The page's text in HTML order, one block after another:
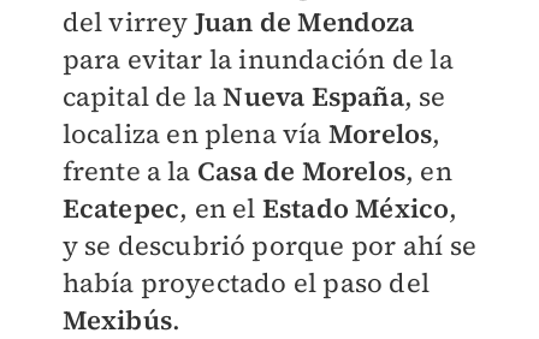
del virrey Juan de Mendoza
para evitar la inundación de la
capital de laNueva España, se
localiza en plena vía Morelos,
frente a la Casa de Morelos, en
Ecatepec, en el Estado México,
y se descubrió porque por ahí se
había proyectado el paso del
Mexibús.